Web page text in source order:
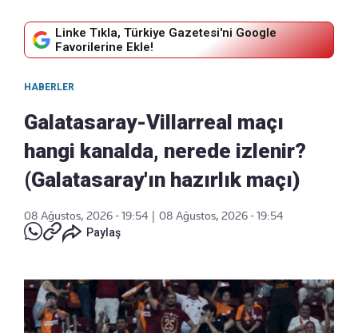
Linke Tıkla, Türkiye Gazetesi'ni Google
Favorilerine Ekle!
HABERLER
Galatasaray-Villarreal maçı
hangi kanalda, nerede izlenir?
(Galatasaray'ın hazırlık maçı)
08 Ağustos, 2026 - 19:54
08 Ağustos, 2026 - 19:54
Paylaş